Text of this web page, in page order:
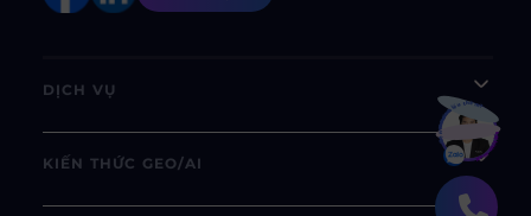
DỊCH VỤ
KIẾN THỨC GEO/AI
Bạn muốn hiểu thêm?Xem chi tiết